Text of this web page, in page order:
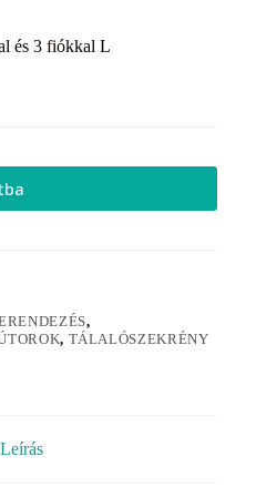
és 3 fiókkal L
,
, TÁLALÓSZEKRÉNY
Leírás